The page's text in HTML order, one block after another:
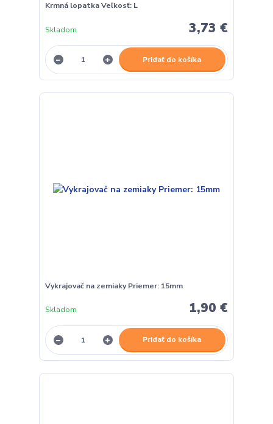
Krmná lopatka Veľkosť: L
3,73 €
Skladom
Pridať do košíka
Vykrajovač na zemiaky Priemer: 15mm
1,90 €
Skladom
Pridať do košíka